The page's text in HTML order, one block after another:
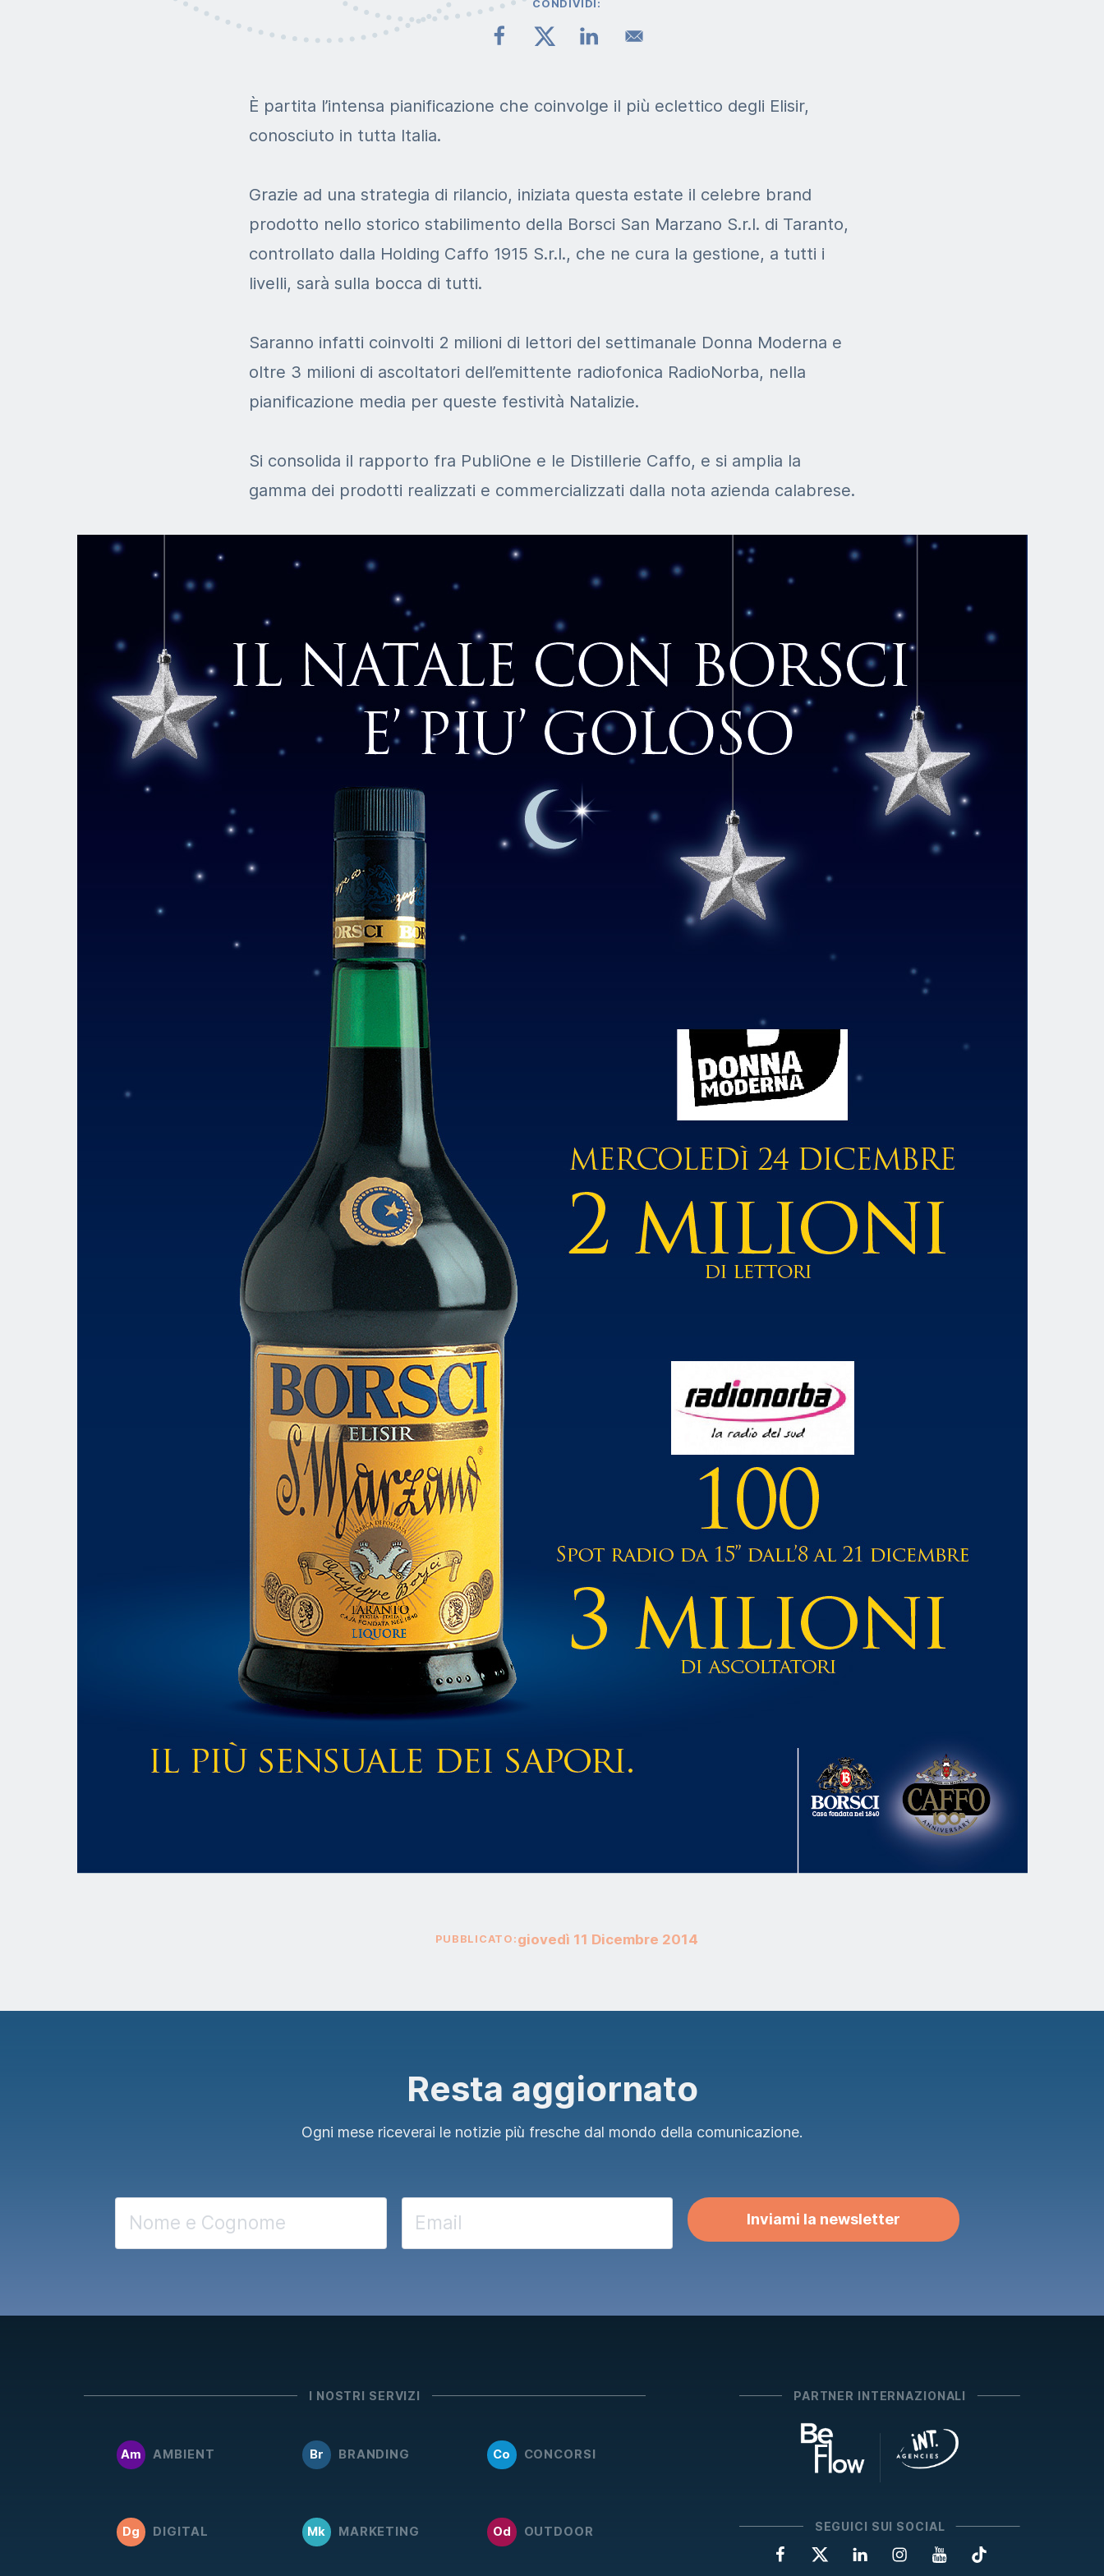
CONDIVIDI:
È partita l’intensa pianificazione che coinvolge il più eclettico degli Elisir,
conosciuto in tutta Italia.
Grazie ad una strategia di rilancio, iniziata questa estate il celebre brand
prodotto nello storico stabilimento della Borsci San Marzano S.r.l. di Taranto,
controllato dalla Holding Caffo 1915 S.r.l., che ne cura la gestione, a tutti i
livelli, sarà sulla bocca di tutti.
Saranno infatti coinvolti 2 milioni di lettori del settimanale Donna Moderna e
oltre 3 milioni di ascoltatori dell’emittente radiofonica RadioNorba, nella
pianificazione media per queste festività Natalizie.
Si consolida il rapporto fra PubliOne e le Distillerie Caffo, e si amplia la
gamma dei prodotti realizzati e commercializzati dalla nota azienda calabrese.
PUBBLICATO: giovedì 11 Dicembre 2014
Resta aggiornato
Ogni mese riceverai le notizie più fresche dal mondo della comunicazione.
Inviami la newsletter
I NOSTRI SERVIZI
Am AMBIENT Br BRANDING Co CONCORSI
Dg DIGITAL Mk MARKETING Od OUTDOOR
PARTNER INTERNAZIONALI
SEGUICI SUI SOCIAL